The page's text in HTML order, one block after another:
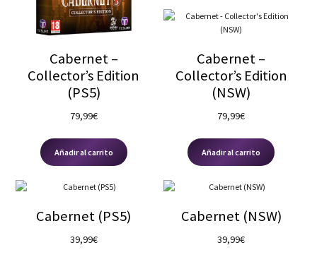
Ed. Coleccionista(2)
Nintendo Switch (2)
Playstation 5 (2)
(4)
(0)
(0)
Cabernet –
Collector’s Edition
(PS5)
79,99€
Añadir al carrito
Cabernet –
Collector’s Edition
(NSW)
79,99€
Añadir al carrito
Cabernet (PS5)
39,99€
Cabernet (NSW)
39,99€